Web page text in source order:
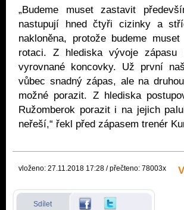
„Budeme muset zastavit
nastupují hned čtyři cizinky a
nakloněna, protože budeme
rotaci. Z hlediska vývoje
vyrovnané koncovky. Už první
vůbec snadný zápas, ale na
možné porazit. Z hlediska
Ružomberok porazit i na jejich
neřeší,“ řekl před zápasem trenér
vloženo: 27.11.2018 17:28 / přečteno: 78003x
Sdílet